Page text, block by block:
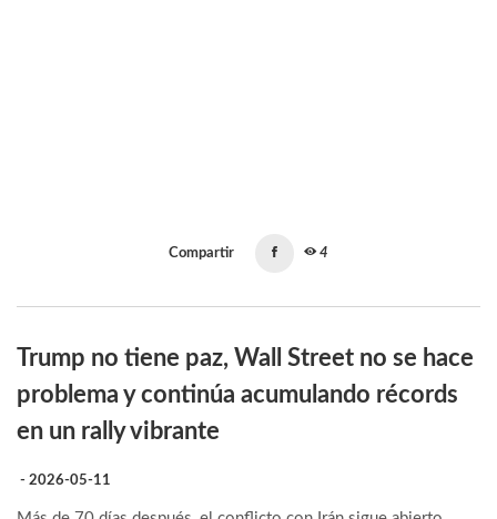
Compartir 4
Trump no tiene paz, Wall Street no se hace
problema y continúa acumulando récords
en un rally vibrante
- 2026-05-11